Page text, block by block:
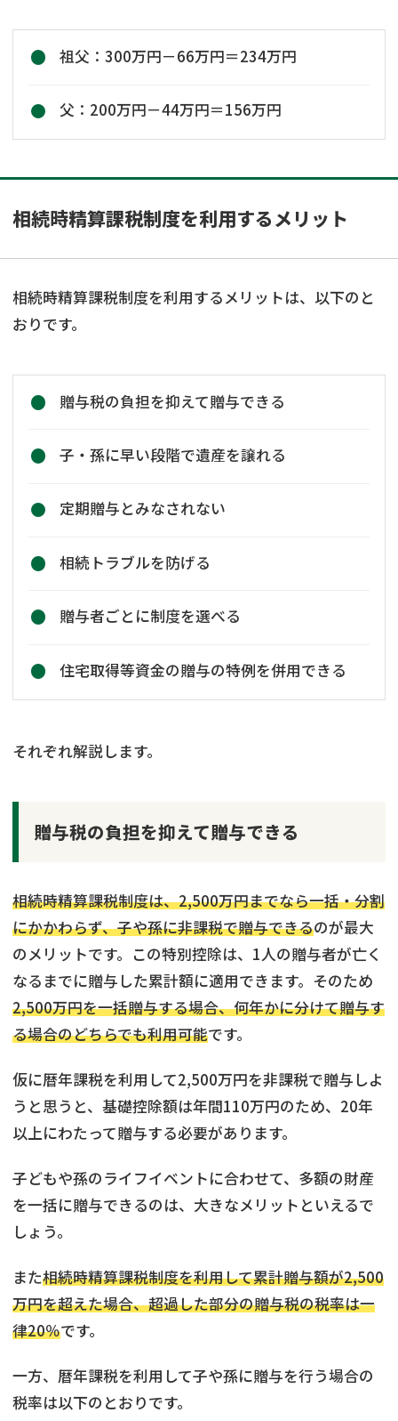
祖父：300万円－66万円＝234万円
父：200万円－44万円＝156万円
相続時精算課税制度を利用するメリット
相続時精算課税制度を利用するメリットは、以下のと
おりです。
贈与税の負担を抑えて贈与できる
子・孫に早い段階で遺産を譲れる
定期贈与とみなされない
相続トラブルを防げる
贈与者ごとに制度を選べる
住宅取得等資金の贈与の特例を併用できる
それぞれ解説します。
贈与税の負担を抑えて贈与できる
相続時精算課税制度は、2,500万円までなら一括・分割
にかかわらず、子や孫に非課税で贈与できるのが最大
のメリットです。この特別控除は、1人の贈与者が亡く
なるまでに贈与した累計額に適用できます。そのため
2,500万円を一括贈与する場合、何年かに分けて贈与す
る場合のどちらでも利用可能です。
仮に暦年課税を利用して2,500万円を非課税で贈与しよ
うと思うと、基礎控除額は年間110万円のため、20年
以上にわたって贈与する必要があります。
子どもや孫のライフイベントに合わせて、多額の財産
を一括に贈与できるのは、大きなメリットといえるで
しょう。
また相続時精算課税制度を利用して累計贈与額が2,500
万円を超えた場合、超過した部分の贈与税の税率は一
律20％です。
一方、暦年課税を利用して子や孫に贈与を行う場合の
税率は以下のとおりです。